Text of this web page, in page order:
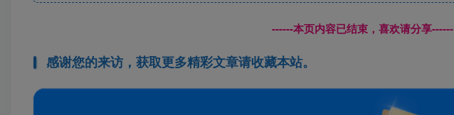
------本页内容已结束，喜欢请分享------
感谢您的来访，获取更多精彩文章请收藏本站。